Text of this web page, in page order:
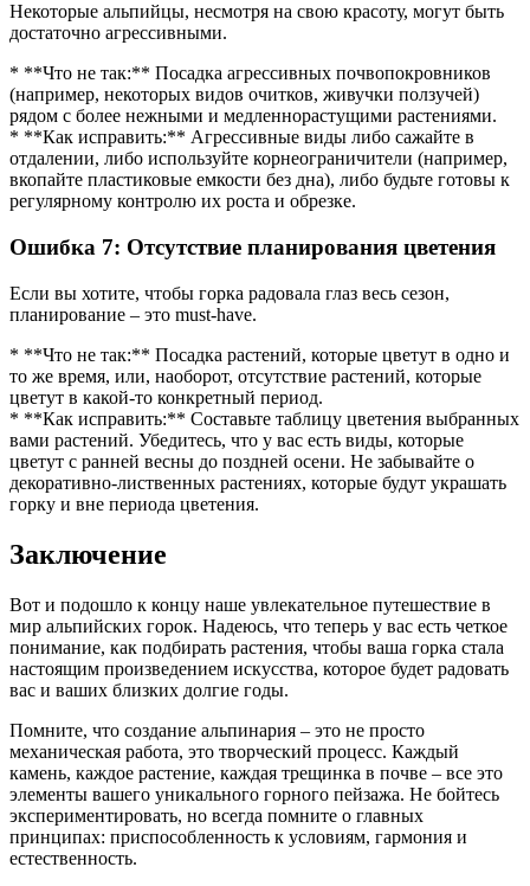
Некоторые альпийцы, несмотря на свою красоту, могут быть
достаточно агрессивными.
* **Что не так:** Посадка агрессивных почвопокровников
(например, некоторых видов очитков, живучки ползучей)
рядом с более нежными и медленнорастущими растениями.
* **Как исправить:** Агрессивные виды либо сажайте в
отдалении, либо используйте корнеограничители (например,
вкопайте пластиковые емкости без дна), либо будьте готовы к
регулярному контролю их роста и обрезке.
Ошибка 7: Отсутствие планирования цветения
Если вы хотите, чтобы горка радовала глаз весь сезон,
планирование – это must-have.
* **Что не так:** Посадка растений, которые цветут в одно и
то же время, или, наоборот, отсутствие растений, которые
цветут в какой-то конкретный период.
* **Как исправить:** Составьте таблицу цветения выбранных
вами растений. Убедитесь, что у вас есть виды, которые
цветут с ранней весны до поздней осени. Не забывайте о
декоративно-лиственных растениях, которые будут украшать
горку и вне периода цветения.
Заключение
Вот и подошло к концу наше увлекательное путешествие в
мир альпийских горок. Надеюсь, что теперь у вас есть четкое
понимание, как подбирать растения, чтобы ваша горка стала
настоящим произведением искусства, которое будет радовать
вас и ваших близких долгие годы.
Помните, что создание альпинария – это не просто
механическая работа, это творческий процесс. Каждый
камень, каждое растение, каждая трещинка в почве – все это
элементы вашего уникального горного пейзажа. Не бойтесь
экспериментировать, но всегда помните о главных
принципах: приспособленность к условиям, гармония и
естественность.